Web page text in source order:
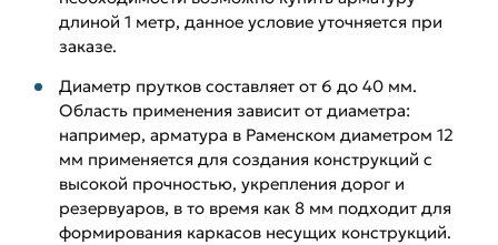
длиной 1 метр, данное условие уточняется при
заказе.
Диаметр прутков составляет от 6 до 40 мм.
Область применения зависит от диаметра:
например, арматура в Раменском диаметром 12
мм применяется для создания конструкций с
высокой прочностью, укрепления дорог и
резервуаров, в то время как 8 мм подходит для
формирования каркасов несущих конструкций.